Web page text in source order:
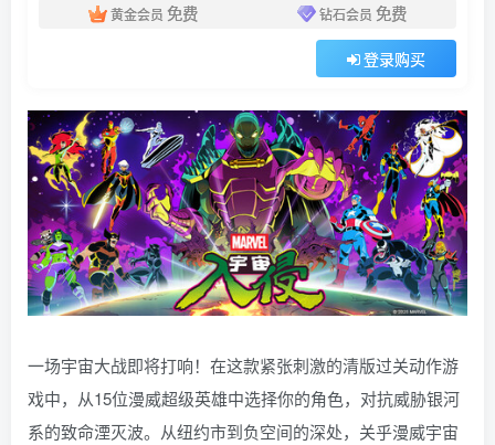
黄金会员 免费 钻石会员 免费
登录购买
一场宇宙大战即将打响！在这款紧张刺激的清版过关动作游
戏中，从15位漫威超级英雄中选择你的角色，对抗威胁银河
系的致命湮灭波。从纽约市到负空间的深处，关乎漫威宇宙